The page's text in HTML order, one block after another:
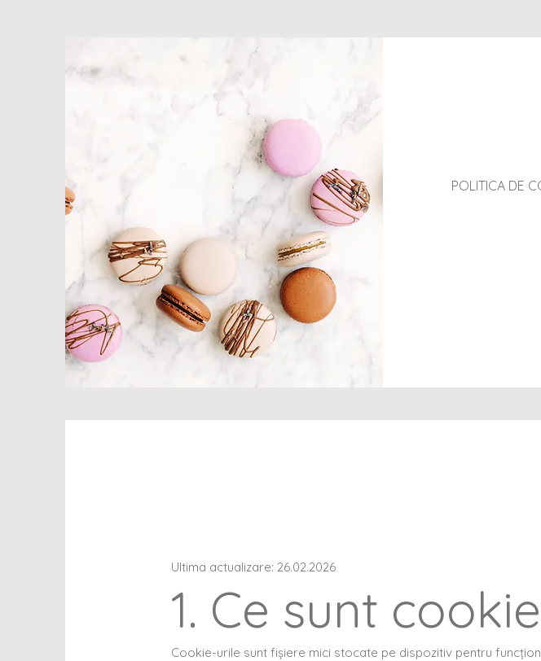
POLITICA DE
Ultima actualizare: 26.02.2026
1. Ce sunt
Cookie-urile sunt fișiere mici stocate pe dispozitiv pentru